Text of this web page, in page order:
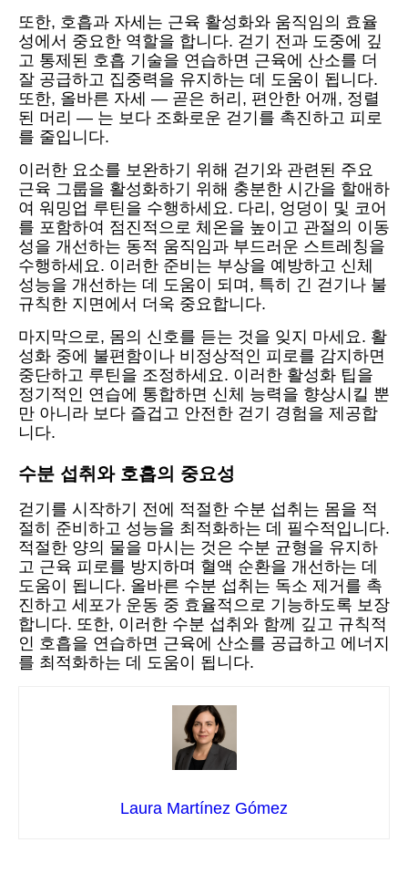
또한, 호흡과 자세는 근육 활성화와 움직임의 효율
성에서 중요한 역할을 합니다. 걷기 전과 도중에 깊
고 통제된 호흡 기술을 연습하면 근육에 산소를 더
잘 공급하고 집중력을 유지하는 데 도움이 됩니다.
또한, 올바른 자세 — 곧은 허리, 편안한 어깨, 정렬
된 머리 — 는 보다 조화로운 걷기를 촉진하고 피로
를 줄입니다.
이러한 요소를 보완하기 위해 걷기와 관련된 주요
근육 그룹을 활성화하기 위해 충분한 시간을 할애하
여 워밍업 루틴을 수행하세요. 다리, 엉덩이 및 코어
를 포함하여 점진적으로 체온을 높이고 관절의 이동
성을 개선하는 동적 움직임과 부드러운 스트레칭을
수행하세요. 이러한 준비는 부상을 예방하고 신체
성능을 개선하는 데 도움이 되며, 특히 긴 걷기나 불
규칙한 지면에서 더욱 중요합니다.
마지막으로, 몸의 신호를 듣는 것을 잊지 마세요. 활
성화 중에 불편함이나 비정상적인 피로를 감지하면
중단하고 루틴을 조정하세요. 이러한 활성화 팁을
정기적인 연습에 통합하면 신체 능력을 향상시킬 뿐
만 아니라 보다 즐겁고 안전한 걷기 경험을 제공합
니다.
수분 섭취와 호흡의 중요성
걷기를 시작하기 전에 적절한 수분 섭취는 몸을 적
절히 준비하고 성능을 최적화하는 데 필수적입니다.
적절한 양의 물을 마시는 것은 수분 균형을 유지하
고 근육 피로를 방지하며 혈액 순환을 개선하는 데
도움이 됩니다. 올바른 수분 섭취는 독소 제거를 촉
진하고 세포가 운동 중 효율적으로 기능하도록 보장
합니다. 또한, 이러한 수분 섭취와 함께 깊고 규칙적
인 호흡을 연습하면 근육에 산소를 공급하고 에너지
를 최적화하는 데 도움이 됩니다.
Laura Martínez Gómez